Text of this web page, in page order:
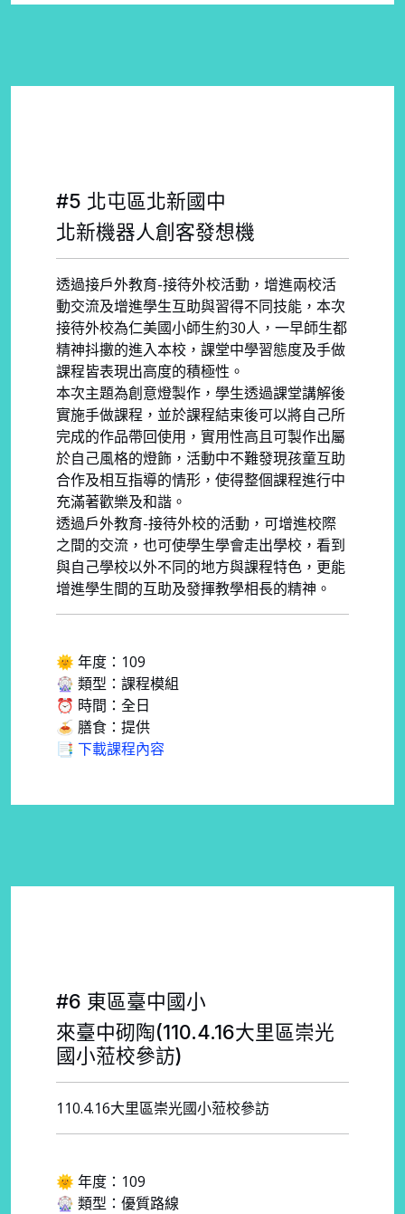
#5 北屯區北新國中
北新機器人創客發想機
透過接戶外教育-接待外校活動，增進兩校活
動交流及增進學生互助與習得不同技能，本次
接待外校為仁美國小師生約30人，一早師生都
精神抖擻的進入本校，課堂中學習態度及手做
課程皆表現出高度的積極性。
本次主題為創意燈製作，學生透過課堂講解後
實施手做課程，並於課程結束後可以將自己所
完成的作品帶回使用，實用性高且可製作出屬
於自己風格的燈飾，活動中不難發現孩童互助
合作及相互指導的情形，使得整個課程進行中
充滿著歡樂及和諧。
透過戶外教育-接待外校的活動，可增進校際
之間的交流，也可使學生學會走出學校，看到
與自己學校以外不同的地方與課程特色，更能
增進學生間的互助及發揮教學相長的精神。
🌞 年度：109
🎡 類型：課程模組
⏰ 時間：全日
🍝 膳食：提供
📑 下載課程內容
#6 東區臺中國小
來臺中砌陶(110.4.16大里區崇光
國小蒞校參訪)
110.4.16大里區崇光國小蒞校參訪
🌞 年度：109
🎡 類型：優質路線